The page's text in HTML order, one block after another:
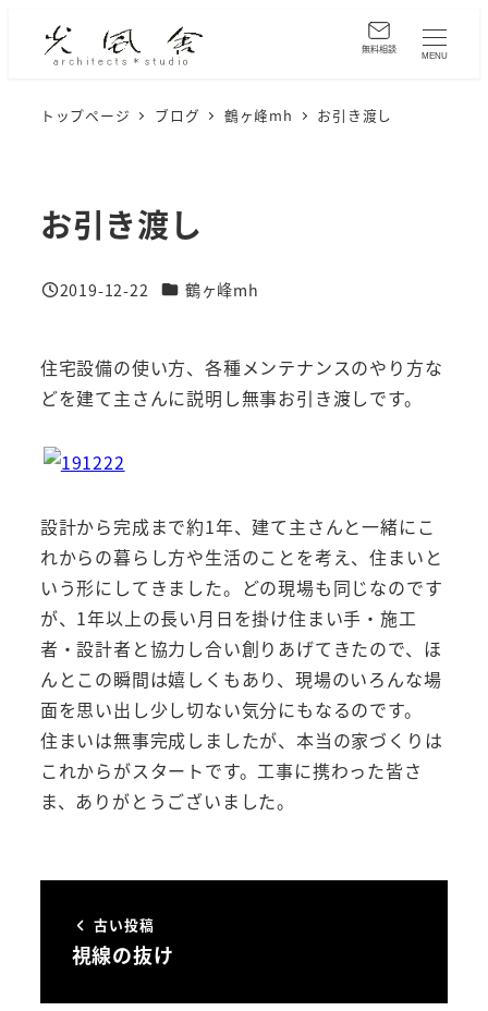
MENU
トップページ ブログ 鶴ヶ峰mh お引き渡し
お引き渡し
投稿日
2019-12-22 カテゴリー
鶴ヶ峰mh
住宅設備の使い方、各種メンテナンスのやり方な
どを建て主さんに説明し無事お引き渡しです。
設計から完成まで約1年、建て主さんと一緒にこ
れからの暮らし方や生活のことを考え、住まいと
いう形にしてきました。どの現場も同じなのです
が、1年以上の長い月日を掛け住まい手・施工
者・設計者と協力し合い創りあげてきたので、ほ
んとこの瞬間は嬉しくもあり、現場のいろんな場
面を思い出し少し切ない気分にもなるのです。
住まいは無事完成しましたが、本当の家づくりは
これからがスタートです。工事に携わった皆さ
ま、ありがとうございました。
古い投稿
視線の抜け
無料相談